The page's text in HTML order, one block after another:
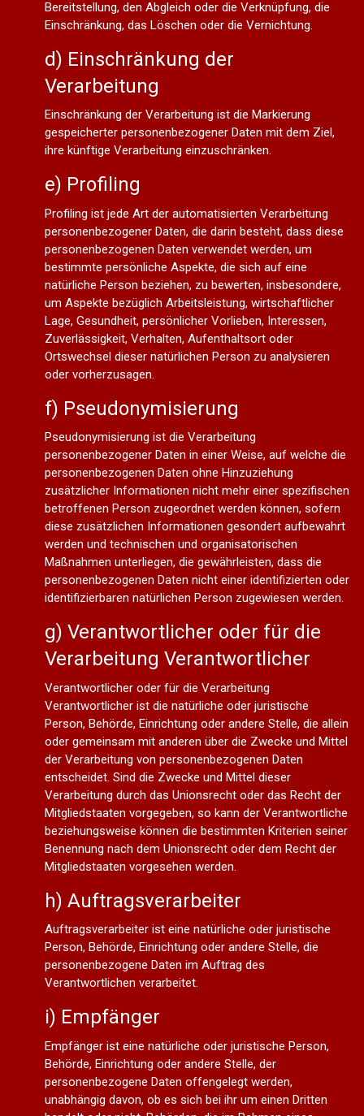
Bereitstellung, den Abgleich oder die Verknüpfung, die
Einschränkung, das Löschen oder die Vernichtung.
d) Einschränkung der
Verarbeitung
Einschränkung der Verarbeitung ist die Markierung
gespeicherter personenbezogener Daten mit dem Ziel,
ihre künftige Verarbeitung einzuschränken.
e) Profiling
Profiling ist jede Art der automatisierten Verarbeitung
personenbezogener Daten, die darin besteht, dass diese
personenbezogenen Daten verwendet werden, um
bestimmte persönliche Aspekte, die sich auf eine
natürliche Person beziehen, zu bewerten, insbesondere,
um Aspekte bezüglich Arbeitsleistung, wirtschaftlicher
Lage, Gesundheit, persönlicher Vorlieben, Interessen,
Zuverlässigkeit, Verhalten, Aufenthaltsort oder
Ortswechsel dieser natürlichen Person zu analysieren
oder vorherzusagen.
f) Pseudonymisierung
Pseudonymisierung ist die Verarbeitung
personenbezogener Daten in einer Weise, auf welche die
personenbezogenen Daten ohne Hinzuziehung
zusätzlicher Informationen nicht mehr einer spezifischen
betroffenen Person zugeordnet werden können, sofern
diese zusätzlichen Informationen gesondert aufbewahrt
werden und technischen und organisatorischen
Maßnahmen unterliegen, die gewährleisten, dass die
personenbezogenen Daten nicht einer identifizierten oder
identifizierbaren natürlichen Person zugewiesen werden.
g) Verantwortlicher oder für die
Verarbeitung Verantwortlicher
Verantwortlicher oder für die Verarbeitung
Verantwortlicher ist die natürliche oder juristische
Person, Behörde, Einrichtung oder andere Stelle, die allein
oder gemeinsam mit anderen über die Zwecke und Mittel
der Verarbeitung von personenbezogenen Daten
entscheidet. Sind die Zwecke und Mittel dieser
Verarbeitung durch das Unionsrecht oder das Recht der
Mitgliedstaaten vorgegeben, so kann der Verantwortliche
beziehungsweise können die bestimmten Kriterien seiner
Benennung nach dem Unionsrecht oder dem Recht der
Mitgliedstaaten vorgesehen werden.
h) Auftragsverarbeiter
Auftragsverarbeiter ist eine natürliche oder juristische
Person, Behörde, Einrichtung oder andere Stelle, die
personenbezogene Daten im Auftrag des
Verantwortlichen verarbeitet.
i) Empfänger
Empfänger ist eine natürliche oder juristische Person,
Behörde, Einrichtung oder andere Stelle, der
personenbezogene Daten offengelegt werden,
unabhängig davon, ob es sich bei ihr um einen Dritten